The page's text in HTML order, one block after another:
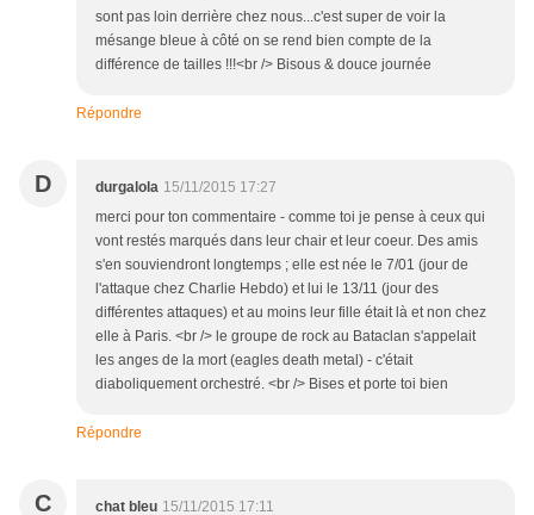
sont pas loin derrière chez nous...c'est super de voir la
mésange bleue à côté on se rend bien compte de la
différence de tailles !!!<br /> Bisous & douce journée
Répondre
D durgalola 15/11/2015 17:27
merci pour ton commentaire - comme toi je pense à ceux qui
vont restés marqués dans leur chair et leur coeur. Des amis
s'en souviendront longtemps ; elle est née le 7/01 (jour de
l'attaque chez Charlie Hebdo) et lui le 13/11 (jour des
différentes attaques) et au moins leur fille était là et non chez
elle à Paris. <br /> le groupe de rock au Bataclan s'appelait
les anges de la mort (eagles death metal) - c'était
diaboliquement orchestré. <br /> Bises et porte toi bien
Répondre
C chat bleu 15/11/2015 17:11